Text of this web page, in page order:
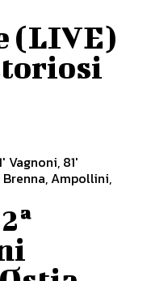
(LIVE)
Vagnoni, 81'
Brenna, Ampollini,